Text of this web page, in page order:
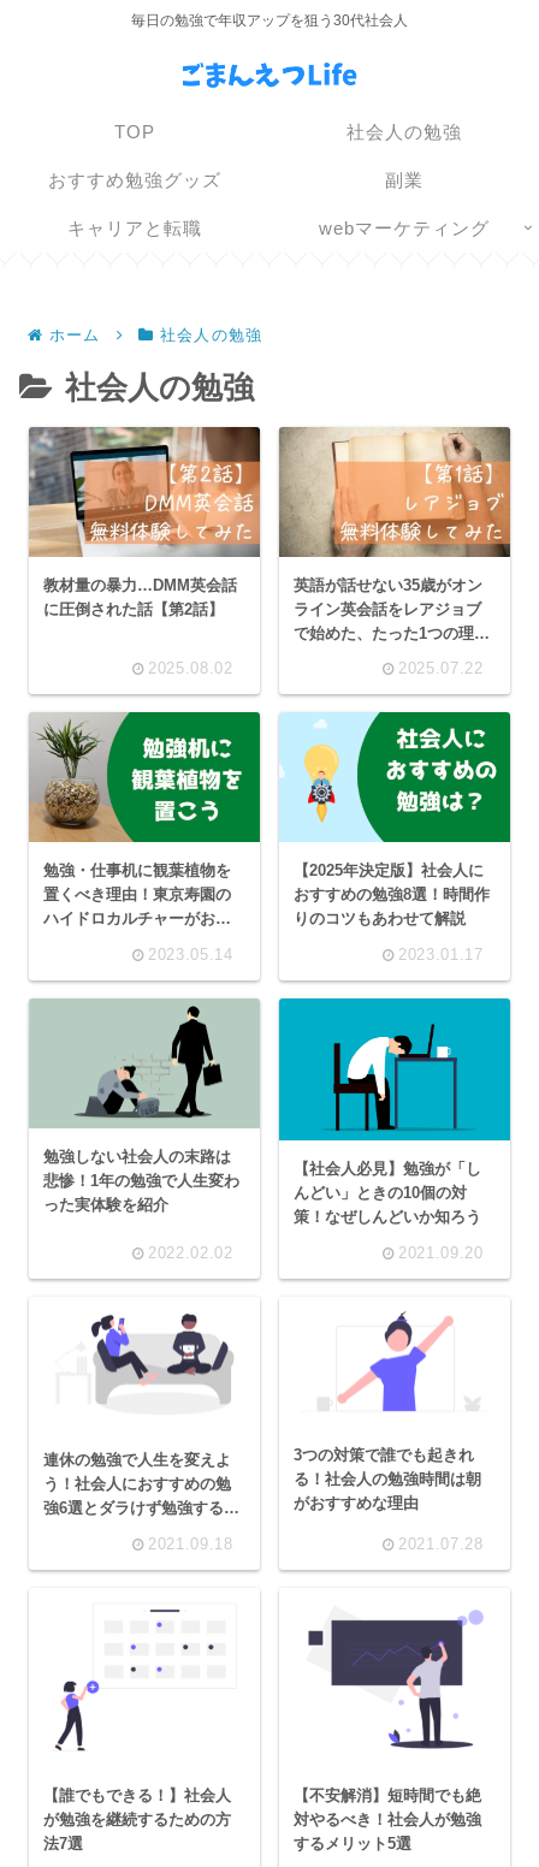
毎日の勉強で年収アップを狙う30代社会人
TOP 社会人の勉強
おすすめ勉強グッズ 副業
キャリアと転職 webマーケティング
ホーム 社会人の勉強
社会人の勉強
教材量の暴力…DMM英会話
に圧倒された話【第2話】
2025.08.02
英語が話せない35歳がオン
ライン英会話をレアジョブ
で始めた、たった1つの理由
2025.07.22
勉強・仕事机に観葉植物を
置くべき理由！東京寿園の
ハイドロカルチャーがおす
2023.05.14
【2025年決定版】社会人に
おすすめの勉強8選！時間作
りのコツもあわせて解説
2023.01.17
勉強しない社会人の末路は
悲惨！1年の勉強で人生変わ
った実体験を紹介
2022.02.02
【社会人必見】勉強が「し
んどい」ときの10個の対
策！なぜしんどいか知ろう
2021.09.20
連休の勉強で人生を変えよ
う！社会人におすすめの勉
強6選とダラけず勉強する方
2021.09.18
3つの対策で誰でも起きれ
る！社会人の勉強時間は朝
がおすすめな理由
2021.07.28
【誰でもできる！】社会人
が勉強を継続するための方
法7選
【不安解消】短時間でも絶
対やるべき！社会人が勉強
するメリット5選